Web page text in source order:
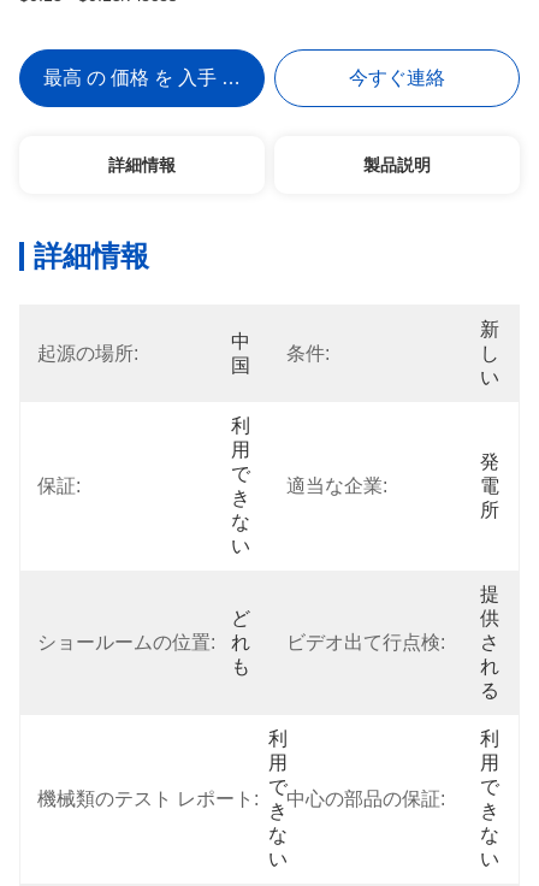
最高 の 価格 を 入手 する 今すぐ連絡
詳細情報 製品説明
詳細情報
起源の場所:
中
国
条件:
新
し
い
保証:
利
用
で
き
な
い
適当な企業:
発
電
所
ショールームの位置:
ど
れ
も
ビデオ出て行点検:
提
供
さ
れ
る
機械類のテスト レポート:
利
用
で
き
な
い
中心の部品の保証:
利
用
で
き
な
い